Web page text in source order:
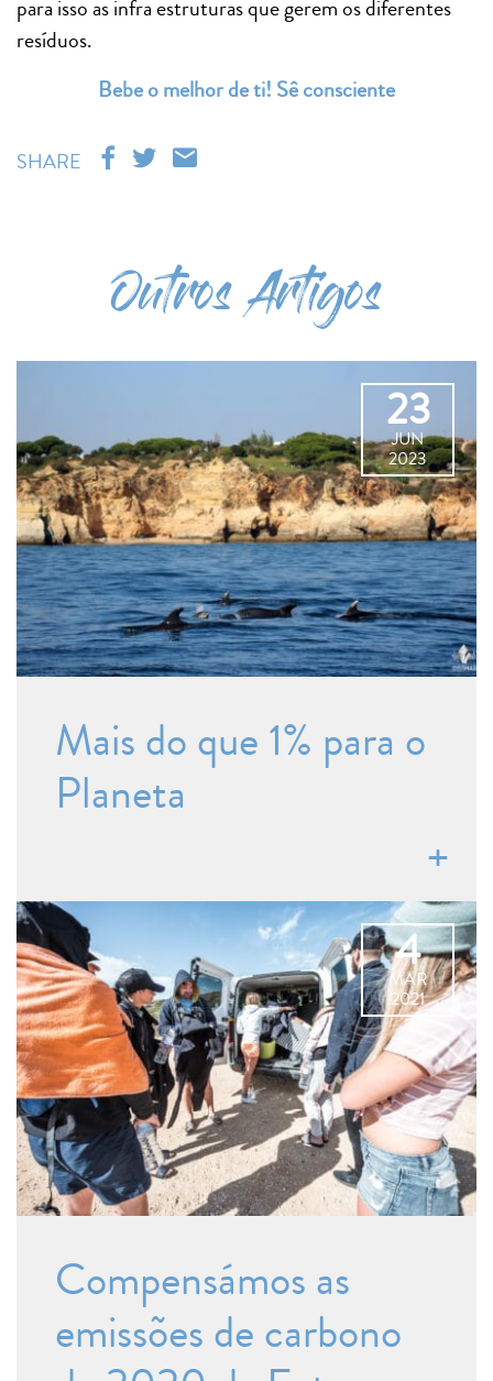
para isso as infra estruturas que gerem os diferentes
resíduos.
Bebe o melhor de ti! Sê consciente
SHARE
Outros Artigos
23
JUN
2023
Mais do que 1% para o
Planeta
4
MAR
2021
Compensámos as
emissões de carbono